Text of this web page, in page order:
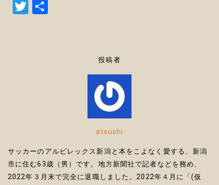
T
投稿者
atsushi
サッカーのアルビレックス新潟と本をこよなく愛する、新潟
市に住む63歳（男）です。地方新聞社で記者などを務め、
2022年３月末で完全に退職しました。2022年４月に「(仮